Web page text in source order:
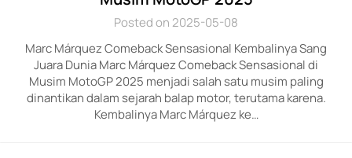
Posted on 2025-05-08
Marc Márquez Comeback Sensasional Kembalinya Sang
Juara Dunia Marc Márquez Comeback Sensasional di
Musim MotoGP 2025 menjadi salah satu musim paling
dinantikan dalam sejarah balap motor, terutama karena.
Kembalinya Marc Márquez ke…